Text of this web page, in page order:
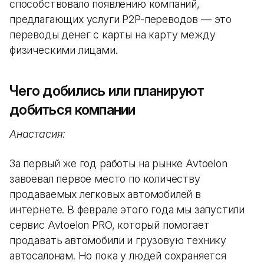
способствовало появлению компаний,
предлагающих услуги P2P-переводов — это
переводы денег с карты на карту между
физическими лицами.
Чего добились или планируют
добиться компании
Анастасия:
За первый же год работы на рынке Avtoelon
завоевал первое место по количеству
продаваемых легковых автомобилей в
интернете. В феврале этого года мы запустили
сервис Avtoelon PRO, который помогает
продавать автомобили и грузовую технику
автосалонам. Но пока у людей сохраняется